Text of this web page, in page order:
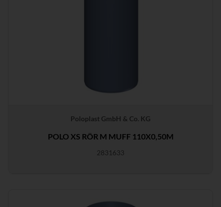
Poloplast GmbH & Co. KG
POLO XS RÖR M MUFF 110X0,50M
2831633